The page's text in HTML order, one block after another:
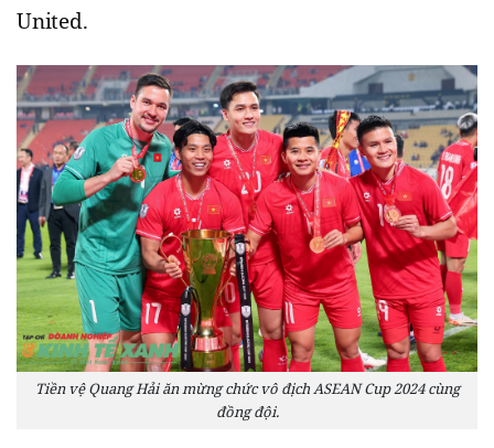
United.
Tiền vệ Quang Hải ăn mừng chức vô địch ASEAN Cup 2024 cùng
đồng đội.